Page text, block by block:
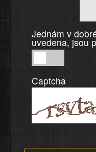
Jednám v
uvedena, jsou
v
dobré
informace
Captcha